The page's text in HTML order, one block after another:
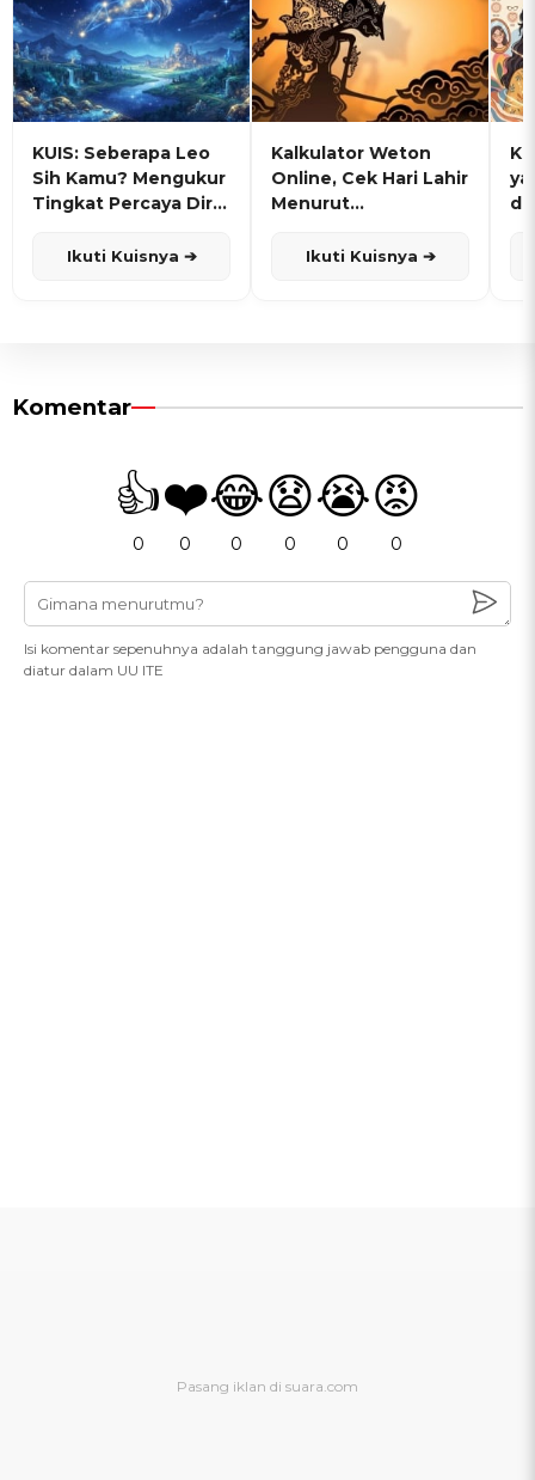
KUIS: Seberapa Leo
Sih Kamu? Mengukur
Tingkat Percaya Diri
Ikuti Kuisnya ➔
Kalkulator Weton
Online, Cek Hari Lahir
Menurut
Ikuti Kuisnya ➔
Komentar
👍
0
❤️
0
😂
0
😧
0
😭
0
😡
0
Isi komentar sepenuhnya adalah tanggung jawab pengguna dan
diatur dalam UU ITE